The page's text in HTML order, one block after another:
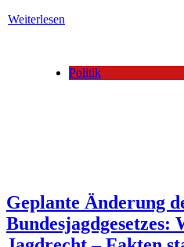
Weiterlesen
Politik
Geplante Änderung